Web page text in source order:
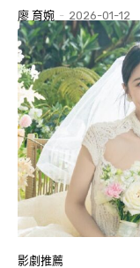
廖 育婉 - 2026-01-12
影劇推薦